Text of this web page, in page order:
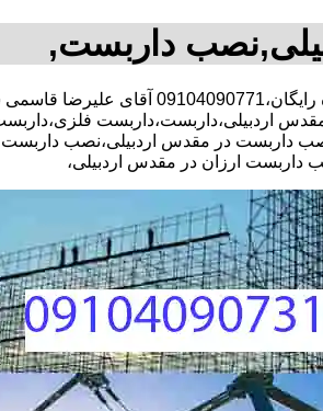
داربست,
30 در صد تخفیف مشاوره
اردبیلی،داربست،داربست
داربست در مقدس اردبیلی،نصب داربست
داربست ارزان در مقدس اردبیلی،